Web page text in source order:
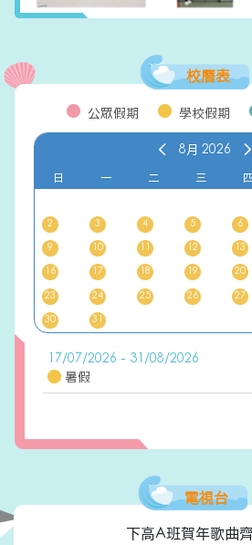
校曆表
公眾假期 學校假期
8月 2026
日 一 二 三
2
3 4 5 6
9
10 11 12 13
16
17 18 19 20
23
24 25 26 27
30
31
17/07/2026 - 31/08/2026
暑假
電視台
下高A班賀年歌曲